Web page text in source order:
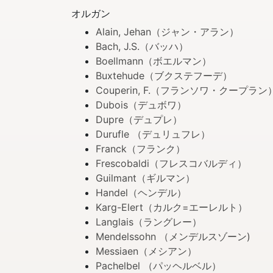
オルガン
Alain, Jehan（ジャン・アラン）
Bach, J.S.（バッハ）
Boellmann（ボエルマン）
Buxtehude（ブクステフーデ）
Couperin, F.（フランソワ・クープラン
Dubois（デュボワ）
Dupre（デュプレ）
Durufle （デュリュフレ）
Franck（フランク）
Frescobaldi（フレスコバルディ）
Guilmant（ギルマン）
Handel（ヘンデル）
Karg-Elert（カルク=エーレルト）
Langlais（ラングレー）
Mendelssohn （メンデルスゾーン)
Messiaen（メシアン）
Pachelbel （パッヘルベル）